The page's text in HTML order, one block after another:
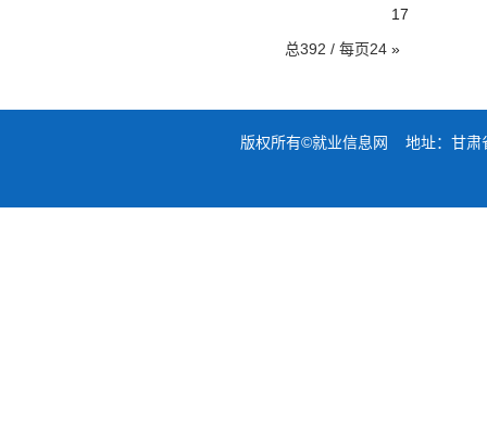
总392 / 每页24
17
»
版权所有©就业信息网 地址：甘